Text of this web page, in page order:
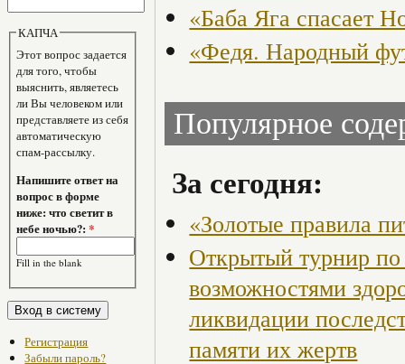
КАПЧА
Этот вопрос задается
для того, чтобы
выяснить, являетесь
ли Вы человеком или
представляете из себя
автоматическую
спам-рассылку.
Напишите ответ на
вопрос в форме
ниже: что светит в
небе ночью?:*
Fill in the blank
Регистрация
Забыли пароль?
«Баба Яга спасает
«Федя. Народный
Популярное
За сегодня:
«Золотые правила
Открытый турнир
возможностями
ликвидации
памяти их жертв